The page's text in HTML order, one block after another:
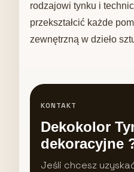
rodzajowi tynku i
przekształcić każde
zewnętrzną w dzieło
KONTAKT
Dekokolor
dekoracyjne
Jeśli chcesz